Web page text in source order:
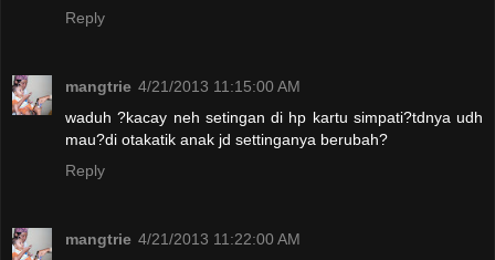
Reply
mangtrie 4/21/2013 11:15:00 AM
waduh ?kacay neh setingan di hp kartu simpati?tdnya udh
mau?di otakatik anak jd settinganya berubah?
Reply
mangtrie 4/21/2013 11:22:00 AM